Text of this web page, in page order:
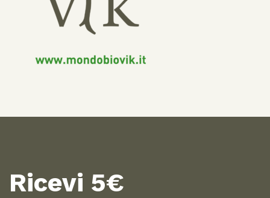
Ricevi 5€